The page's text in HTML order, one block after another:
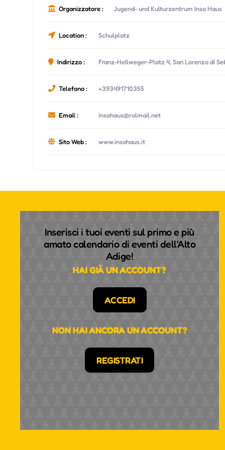
Organizzatore : Jugend- und Kulturzentrum Inso Haus
Location : Schulplatz
Indirizzo : Franz-Hellweger-Platz 4, San Lorenzo di
Telefono : +393491710355
Email : insohaus@rolmail.net
Sito Web : www.insohaus.it
Inserisci i tuoi eventi sul primo e più
amato calendario di eventi dell'Alto
Adige!
HAI GIÀ UN ACCOUNT?
ACCEDI
NON HAI ANCORA UN ACCOUNT?
REGISTRATI